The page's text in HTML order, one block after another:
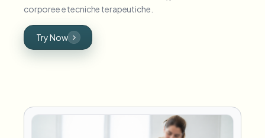
corporee e tecniche terapeutiche.
Try Now